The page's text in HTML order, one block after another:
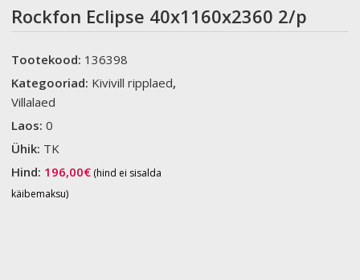
Rockfon Eclipse 40x1160x2360 2/p
Tootekood: 136398
Kategooriad: Kivivill ripplaed,
Villalaed
Laos:0
Ühik: TK
Hind: 196,00€ (hind ei sisalda
käibemaksu)